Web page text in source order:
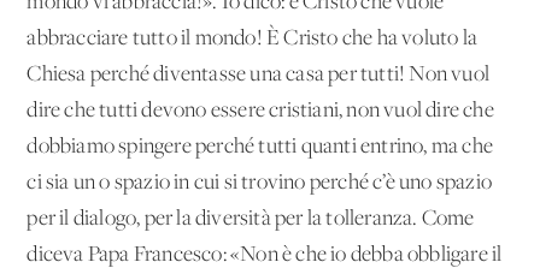
abbracciare tutto il mondo! È Cristo che ha voluto la
Chiesa perché diventasse una casa per tutti! Non vuol
dire che tutti devono essere cristiani, non vuol dire che
dobbiamo spingere perché tutti quanti entrino, ma che
ci sia un o spazio in cui si trovino perché c’è uno spazio
per il dialogo, per la diversità per la tolleranza. Come
diceva Papa Francesco: «Non è che io debba obbligare il